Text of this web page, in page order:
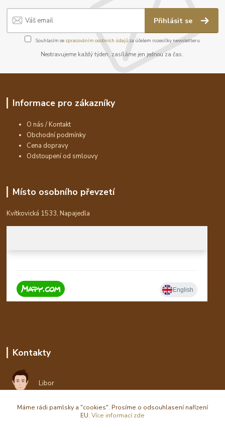
Přihlásit se
Souhlasím se zpracováním osobních údajůza účelem rozesílky newsletteru.
Neotravujeme každý týden, zasíláme jen jednou za čas.
Informace pro zákazníky
O nás / Kontakt
Obchodní podmínky
Cena dopravy
Odstoupení od smlouvy
Místo osobního převzetí
Kvítkovická 1533, Napajedla
Kontakty
Libor
eshop(zavináč)waldi.cz
Máme rádi pamlsky a "cookies". Prosíme o odsouhlasení nařízení
EU. Více informací zde